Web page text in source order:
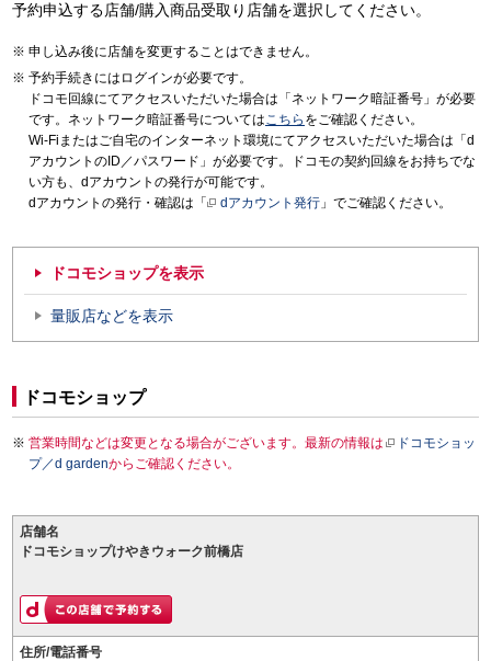
予約申込する店舗/購入商品受取り店舗を選択してください。
申し込み後に店舗を変更することはできません。
予約手続きにはログインが必要です。
ドコモ回線にてアクセスいただいた場合は「ネットワーク暗証番号」が必要
です。ネットワーク暗証番号についてはこちら をご確認ください。
Wi-Fiまたはご自宅のインターネット環境にてアクセスいただいた場合は「d
アカウントのID／パスワード」が必要です。ドコモの契約回線をお持ちでな
い方も、dアカウントの発行が可能です。
dアカウントの発行・確認は「
dアカウント発行 」でご確認ください。
ドコモショップを表示
量販店などを表示
ドコモショップ
営業時間などは変更となる場合がございます。最新の情報は
ドコモショッ
プ／d gardenからご確認ください。
店舗名
ドコモショップけやきウォーク前橋店
住所/電話番号